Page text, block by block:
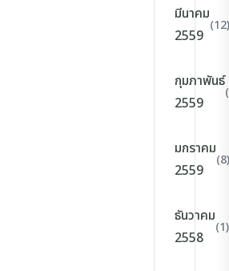
มีนาคม
2559
(12)
กุมภาพันธ์
2559
มกราคม
2559
(8)
ธันวาคม
2558
(1)